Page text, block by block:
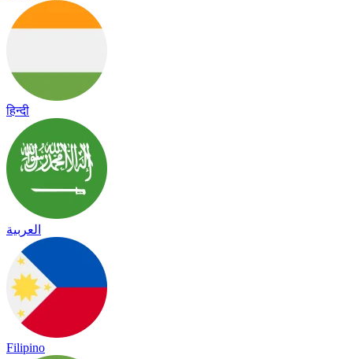
हिन्दी
العربية
Filipino